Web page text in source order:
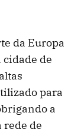
da Europa
de
para
a
rede de